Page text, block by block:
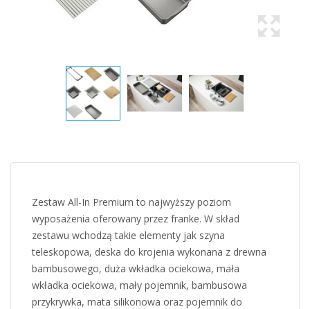
Zestaw All-In Premium to najwyższy poziom
wyposażenia oferowany przez franke. W skład
zestawu wchodzą takie elementy jak szyna
teleskopowa, deska do krojenia wykonana z drewna
bambusowego, duża wkładka ociekowa, mała
wkładka ociekowa, mały pojemnik, bambusowa
przykrywka, mata silikonowa oraz pojemnik do